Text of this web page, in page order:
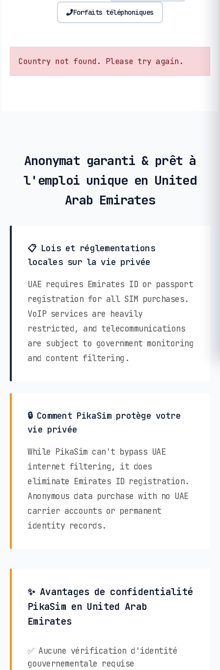
Forfaits téléphoniques
Country not found. Please try again.
Anonymat garanti & prêt à
l'emploi unique en United
Arab Emirates
📋 Lois et réglementations
locales sur la vie privée
UAE requires Emirates ID or passport
registration for all SIM purchases.
VoIP services are heavily
restricted, and telecommunications
are subject to government monitoring
and content filtering.
🔒 Comment PikaSim protège votre
vie privée
While PikaSim can't bypass UAE
internet filtering, it does
eliminate Emirates ID registration.
Anonymous data purchase with no UAE
carrier accounts or permanent
identity records.
✨ Avantages de confidentialité
PikaSim en United Arab
Emirates
✅ Aucune vérification d'identité
gouvernementale requise